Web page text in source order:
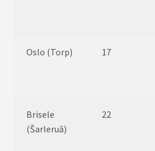
Oslo (Torp) 17
Brisele
(Šarleruā)
22